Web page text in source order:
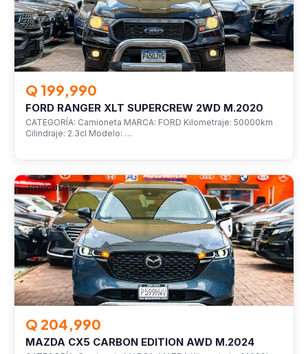
Q 199,990
FORD RANGER XLT SUPERCREW 2WD M.2020
CATEGORÍA: Camioneta MARCA: FORD Kilometraje: 50000km
Cilindraje: 2.3cl Modelo: …
VEHÍCULOS
Q 204,990
MAZDA CX5 CARBON EDITION AWD M.2024